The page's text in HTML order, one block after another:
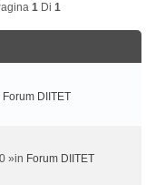
1 Di 1
Forum DIITET
»in Forum DIITET